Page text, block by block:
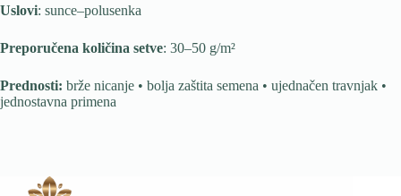
Uslovi: sunce–polusenka
Preporučena količina setve: 30–50 g/m²
Prednosti: brže nicanje • bolja zaštita semena • ujednačen travnjak •
jednostavna primena